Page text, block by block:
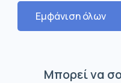
Εμφάνιση όλων
Μπορεί να